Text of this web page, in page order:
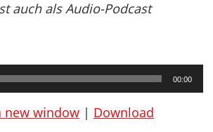
auch als Audio-Podcast
00:00
new window | Download